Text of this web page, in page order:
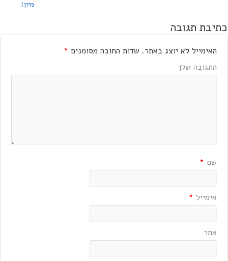
מיון)
כתיבת תגובה
האימייל לא יוצג באתר. שדות החובה מסומנים *
התגובה שלך
שם *
אימייל *
אתר